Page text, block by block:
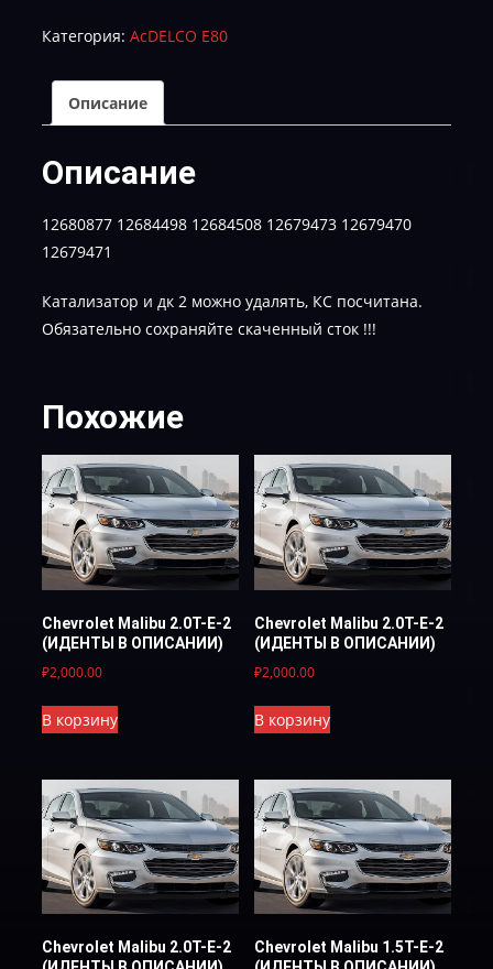
Е-2
Категория: AcDELCO E80
Описание
Описание
12680877 12684498 12684508 12679473 12679470
12679471
Катализатор и дк 2 можно удалять, КС посчитана.
Обязательно сохраняйте скаченный сток !!!
Похожие
Chevrolet Malibu 2.0T-E-2
(ИДЕНТЫ В ОПИСАНИИ)
₽2,000.00
В корзину
Chevrolet Malibu 2.0T-E-2
(ИДЕНТЫ В ОПИСАНИИ)
₽2,000.00
В корзину
Chevrolet Malibu 2.0T-E-2
Chevrolet Malibu 1.5T-E-2